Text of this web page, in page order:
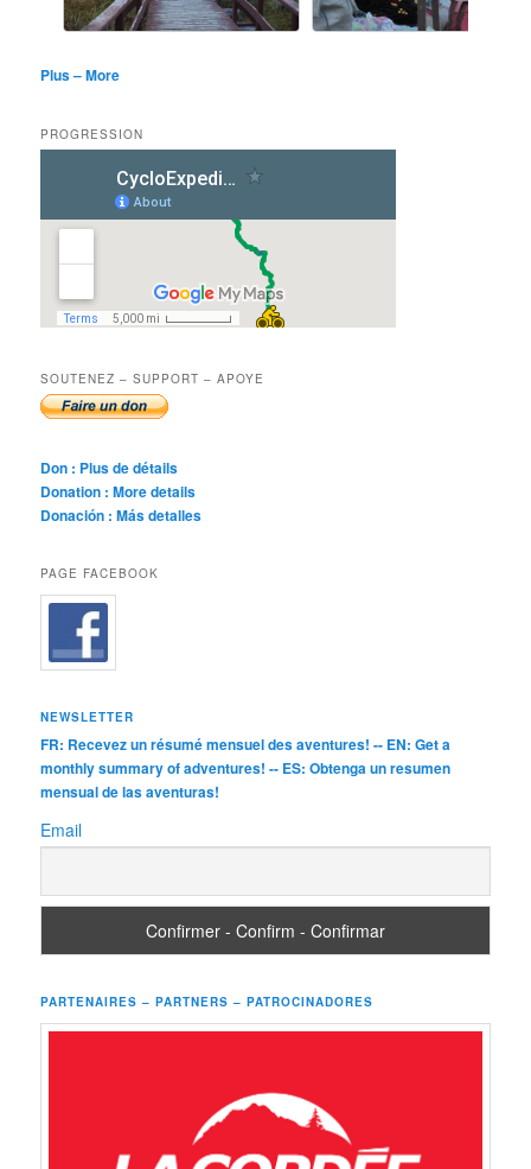
Plus – More
PROGRESSION
SOUTENEZ – SUPPORT – APOYE
Don : Plus de détails
Donation : More details
Donación : Más detalles
PAGE FACEBOOK
NEWSLETTER
FR: Recevez un résumé mensuel des aventures! -- EN: Get a
monthly summary of adventures! -- ES: Obtenga un resumen
mensual de las aventuras!
Email
PARTENAIRES – PARTNERS – PATROCINADORES